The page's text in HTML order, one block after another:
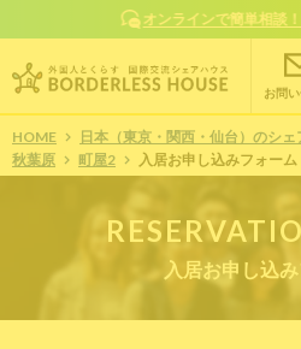
オンラインで簡単相談！お部
お問
HOME 日本（東京・関西・仙台）のシ
秋葉原
町屋2 入居お申し込みフォーム
入居お申し込